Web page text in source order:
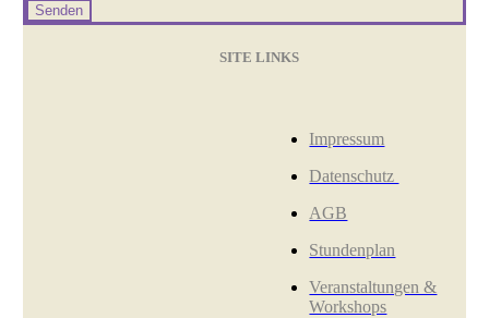
Senden
SITE LINKS
Impressum
Datenschutz
AGB
Stundenplan
Veranstaltungen &
Workshops